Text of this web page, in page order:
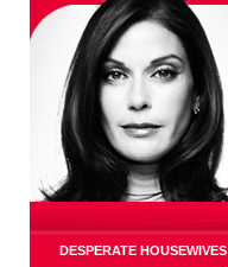
DESPERATE HOUSEWIVES